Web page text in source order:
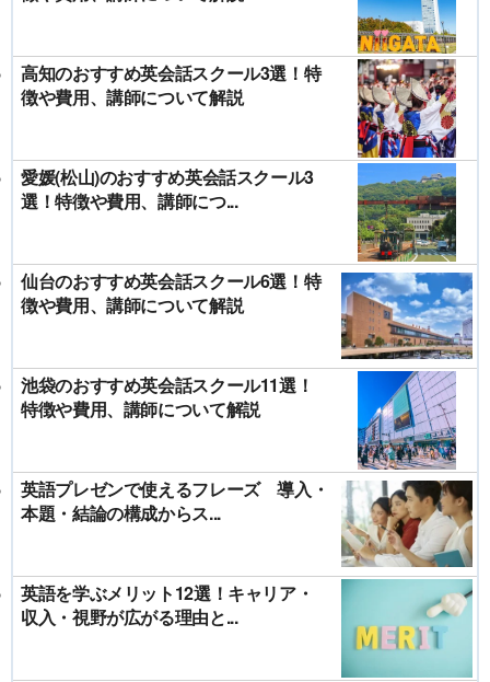
高知のおすすめ英会話スクール3選！特
徴や費用、講師について解説
愛媛(松山)のおすすめ英会話スクール3
選！特徴や費用、講師につ...
仙台のおすすめ英会話スクール6選！特
徴や費用、講師について解説
池袋のおすすめ英会話スクール11選！
特徴や費用、講師について解説
英語プレゼンで使えるフレーズ 導入・
本題・結論の構成からス...
英語を学ぶメリット12選！キャリア・
収入・視野が広がる理由と...